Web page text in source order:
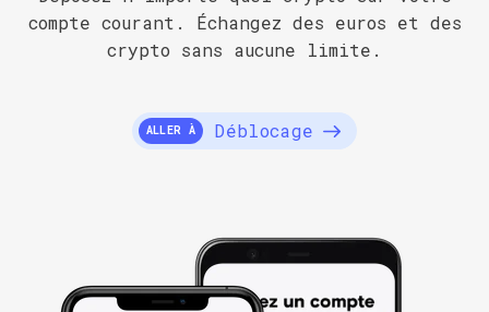
compte courant. Échangez des euros et des
crypto sans aucune limite.
ALLER À Déblocage